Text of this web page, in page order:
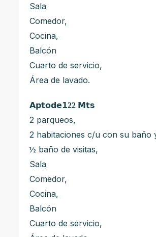
Sala
Comedor,
Cocina,
Balcón
Cuarto de servicio,
Área de lavado.
𝗔𝗽𝘁𝗼𝗱𝗲𝟭22 𝗠 𝘁𝘀
2 parqueos,
2 habitaciones c/u con su baño
½ baño de visitas,
Sala
Comedor,
Cocina,
Balcón
Cuarto de servicio,